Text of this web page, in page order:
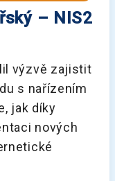
– NIS2
výzvě zajistit
s nařízením
jak díky
nových